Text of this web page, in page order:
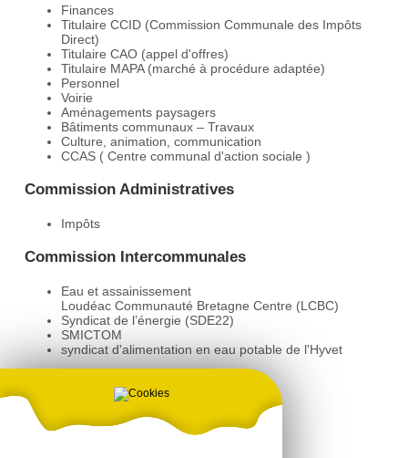
Finances
Titulaire CCID (Commission Communale des Impôts
Direct)
Titulaire CAO (appel d'offres)
Titulaire MAPA (marché à procédure adaptée)
Personnel
Voirie
Aménagements paysagers
Bâtiments communaux – Travaux
Culture, animation, communication
CCAS ( Centre communal d'action sociale )
Commission Administratives
Impôts
Commission Intercommunales
Eau et assainissement
Loudéac Communauté Bretagne Centre (LCBC)
Syndicat de l’énergie (SDE22)
SMICTOM
syndicat d'alimentation en eau potable de l'Hyvet
Délégué / Représentant
Fleurissement